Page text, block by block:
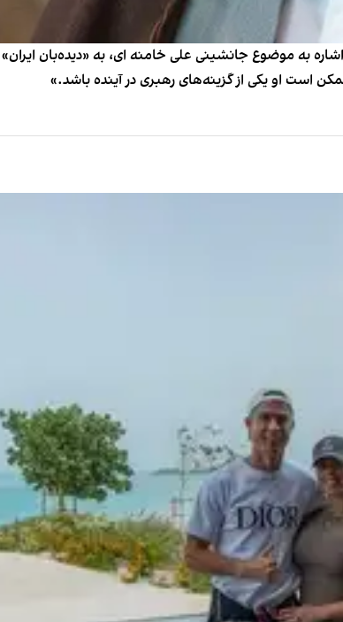
به موضوع جانشینی علی خامنه ای، به «دیده‌بان
او یکی از گزینه‌های رهبری در آینده باشد.»